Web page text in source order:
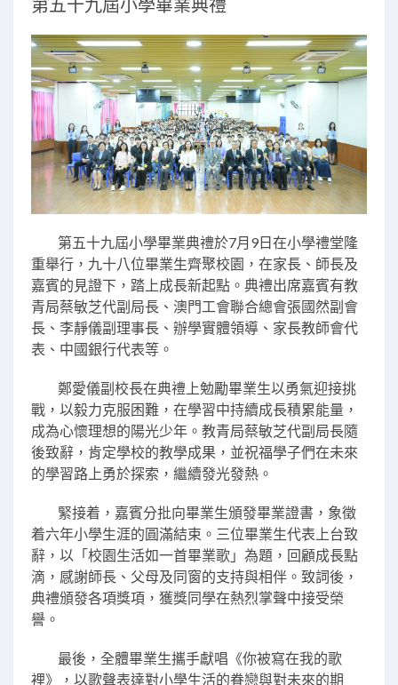
第五十九屆小學畢業典禮
第五十九屆小學畢業典禮於7月9日在小學禮堂隆
重舉行，九十八位畢業生齊聚校園，在家長、師長及
嘉賓的見證下，踏上成長新起點。典禮出席嘉賓有教
青局蔡敏芝代副局長、澳門工會聯合總會張國然副會
長、李靜儀副理事長、辦學實體領導、家長教師會代
表、中國銀行代表等。
鄭愛儀副校長在典禮上勉勵畢業生以勇氣迎接挑
戰，以毅力克服困難，在學習中持續成長積累能量，
成為心懷理想的陽光少年。教青局蔡敏芝代副局長隨
後致辭，肯定學校的教學成果，並祝福學子們在未來
的學習路上勇於探索，繼續發光發熱。
緊接着，嘉賓分批向畢業生頒發畢業證書，象徵
着六年小學生涯的圓滿結束。三位畢業生代表上台致
辭，以「校園生活如一首畢業歌」為題，回顧成長點
滴，感謝師長、父母及同窗的支持與相伴。致詞後，
典禮頒發各項獎項，獲獎同學在熱烈掌聲中接受榮
譽。
最後，全體畢業生攜手獻唱《你被寫在我的歌
裡》，以歌聲表達對小學生活的眷戀與對未來的期